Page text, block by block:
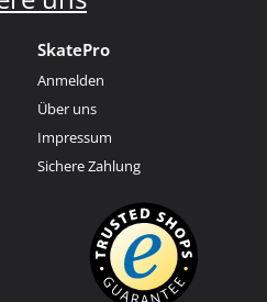
SkatePro
Anmelden
Über uns
Impressum
Sichere Zahlung